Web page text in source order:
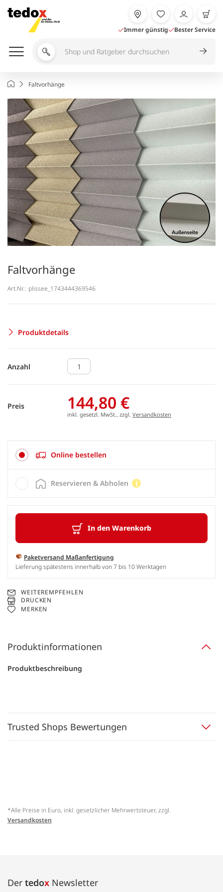
Inhalt
springen
Immer günstig Bester Service
Shop
durchsuchen
StartseiteFaltvorhänge
Faltvorhänge
Art.Nr.: plissee_1743444369546
Produktdetails
Anzahl
Preis 144,80 €
inkl. gesetzl. MwSt., zzgl. Versandkosten
Online bestellen
In den Warenkorb
Paketversand Maßanfertigung
Lieferung spätestens innerhalb von 7 bis 10 Werktagen
Reservieren & Abholen
WEITEREMPFEHLEN
DRUCKEN
MERKEN
Produktinformationen
Produktbeschreibung
Trusted Shops Bewertungen
*Alle Preise in Euro, inkl. gesetzlicher Mehrwertsteuer, zzgl.
Versandkosten
Der tedox Newsletter